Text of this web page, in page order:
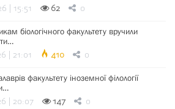
| 15:51 62 0
біологічного факультету вручили
| 21:01 410 0
факультету іноземної філології
| 20:07 147 0